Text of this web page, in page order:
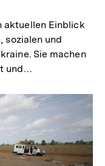
aktuellen Einblick
sozialen und
Sie machen
und…